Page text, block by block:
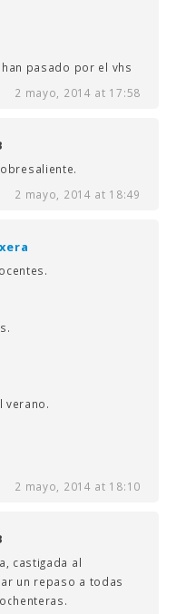
pasado por el vhs
2 mayo, 2014 at 17:58
2 mayo, 2014 at 18:49
verano.
2 mayo, 2014 at 18:10
castigada al
un repaso a todas